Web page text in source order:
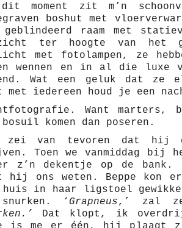
moment zit m’n
boshut met
geblindeerd raam met
ter hoogte van het
met fotolampen, ze
wennen en in al die luxe
Wat een geluk dat ze
met iedereen houd je een
Want marters,
bosuil komen dan poseren.
van tevoren dat hij
Toen we vanmiddag bij
z’n dekentje op de bank.
ons weten. Beppe kon
in haar ligstoel
‘ Grapneus,’ zal
Dat klopt, ik